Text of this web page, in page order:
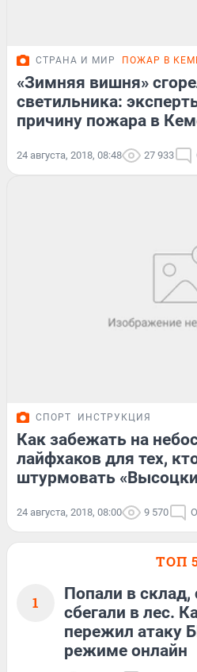
СТРАНА И МИР ПОЖАР В
«Зимняя вишня»
светильника:
причину пожара в
24 августа, 2018, 08:48 27 933
СПОРТ ИНСТРУКЦИЯ
Как забежать на
лайфхаков для тех,
штурмовать
24 августа, 2018, 08:00 9 570
ТОП
1
Попали в склад,
сбегали в лес.
пережил атаку
режиме онлайн